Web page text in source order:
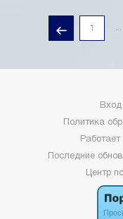
1 ...
Политика
Последние
Центр